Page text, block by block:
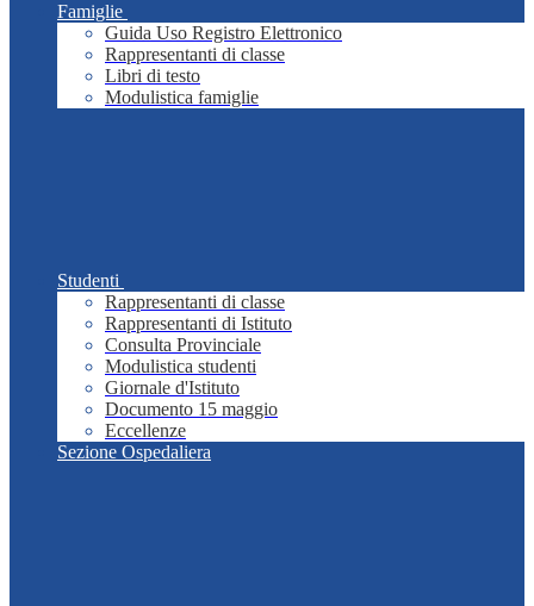
Famiglie
Guida Uso Registro Elettronico
Rappresentanti di classe
Libri di testo
Modulistica famiglie
Studenti
Rappresentanti di classe
Rappresentanti di Istituto
Consulta Provinciale
Modulistica studenti
Giornale d'Istituto
Documento 15 maggio
Eccellenze
Sezione Ospedaliera